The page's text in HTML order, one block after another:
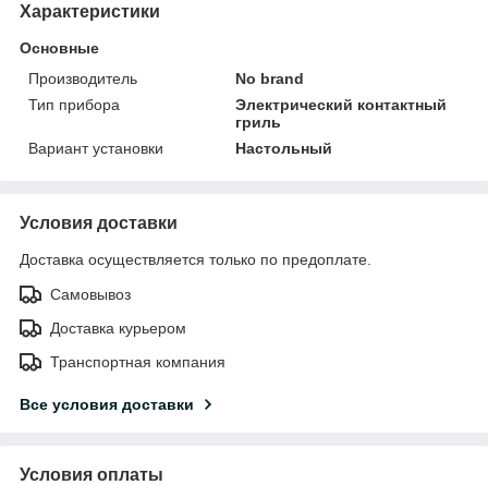
Характеристики
Основные
Производитель
No brand
Тип прибора
Электрический контактный
гриль
Вариант установки
Настольный
Условия доставки
Доставка осуществляется только по предоплате.
Самовывоз
Доставка курьером
Транспортная компания
Все условия доставки
Условия оплаты